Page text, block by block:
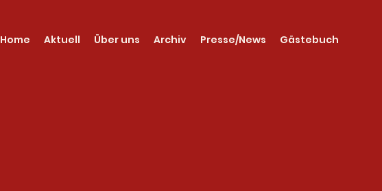
Home Aktuell Über uns Archiv Presse/News Gästebuch